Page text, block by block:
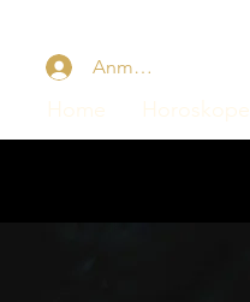
Anmelden
Home Horoskope